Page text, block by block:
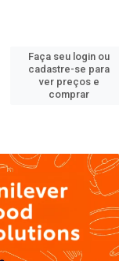
Faça seu login ou
cadastre-se para
ver preços e
comprar